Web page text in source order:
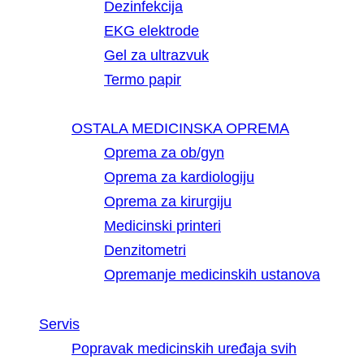
Dezinfekcija
EKG elektrode
Gel za ultrazvuk
Termo papir
OSTALA MEDICINSKA OPREMA
Oprema za ob/gyn
Oprema za kardiologiju
Oprema za kirurgiju
Medicinski printeri
Denzitometri
Opremanje medicinskih ustanova
Servis
Popravak medicinskih uređaja svih